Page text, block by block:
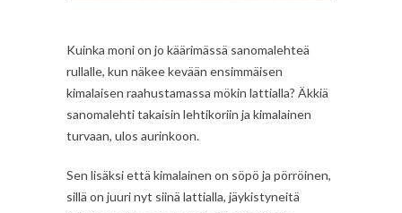
Kuinka moni on jo käärimässä sanomalehteä
rullalle, kun näkee kevään ensimmäisen
kimalaisen raahustamassa mökin lattialla? Äkkiä
sanomalehti takaisin lehtikoriin ja kimalainen
turvaan, ulos aurinkoon.
Sen lisäksi että kimalainen on söpö ja pörröinen,
sillä on juuri nyt siinä lattialla, jäykistyneitä